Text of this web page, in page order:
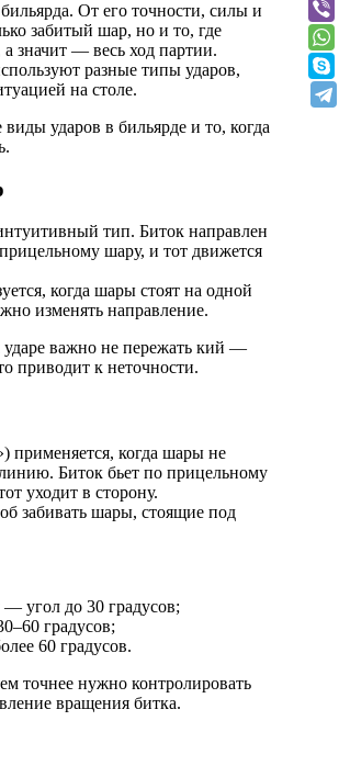
От его точности, силы и
забитый шар, но и то, где
а значит — весь ход партии.
разные типы ударов,
на столе.
ударов в бильярде и то, когда
тип. Биток направлен
шару, и тот движется
когда шары стоят на одной
изменять направление.
важно не пережать кий —
приводит к неточности.
применяется, когда шары не
Биток бьет по прицельному
уходит в сторону.
забивать шары, стоящие под
— угол до 30 градусов;
градусов;
60 градусов.
точнее нужно контролировать
вращения битка.